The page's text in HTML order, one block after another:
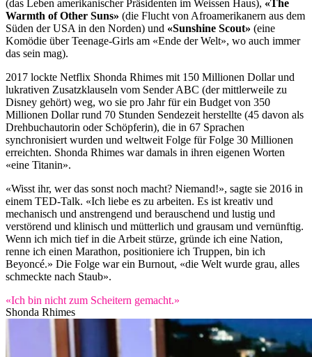
(das Leben amerikanischer Präsidenten im Weissen Haus), «The
Warmth of Other Suns» (die Flucht von Afroamerikanern aus dem
Süden der USA in den Norden) und «Sunshine Scout» (eine
Komödie über Teenage-Girls am «Ende der Welt», wo auch immer
das sein mag).
2017 lockte Netflix Shonda Rhimes mit 150 Millionen Dollar und
lukrativen Zusatzklauseln vom Sender ABC (der mittlerweile zu
Disney gehört) weg, wo sie pro Jahr für ein Budget von 350
Millionen Dollar rund 70 Stunden Sendezeit herstellte (45 davon als
Drehbuchautorin oder Schöpferin), die in 67 Sprachen
synchronisiert wurden und weltweit Folge für Folge 30 Millionen
erreichten. Shonda Rhimes war damals in ihren eigenen Worten
«eine Titanin».
«Wisst ihr, wer das sonst noch macht? Niemand!», sagte sie 2016 in
einem TED-Talk. «Ich liebe es zu arbeiten. Es ist kreativ und
mechanisch und anstrengend und berauschend und lustig und
verstörend und klinisch und mütterlich und grausam und vernünftig.
Wenn ich mich tief in die Arbeit stürze, gründe ich eine Nation,
renne ich einen Marathon, positioniere ich Truppen, bin ich
Beyoncé.» Die Folge war ein Burnout, «die Welt wurde grau, alles
schmeckte nach Staub».
«Ich bin nicht zum Scheitern gemacht.»
Shonda Rhimes